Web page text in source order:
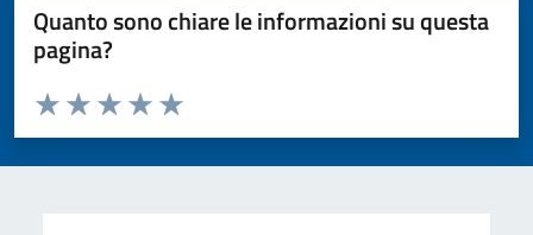
Quanto sono chiare le informazioni su questa
pagina?
Valuta da 1 a 5 stelle la pagina
Valuta 5 stelle su 5
Valuta 4 stelle su 5
Valuta 3 stelle su 5
Valuta 2 stelle su 5
Valuta 1 stelle su 5